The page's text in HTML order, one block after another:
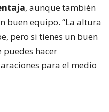
, aunque también
buen equipo. “La altura
pero si tienes un buen
puedes hacer
para el medio